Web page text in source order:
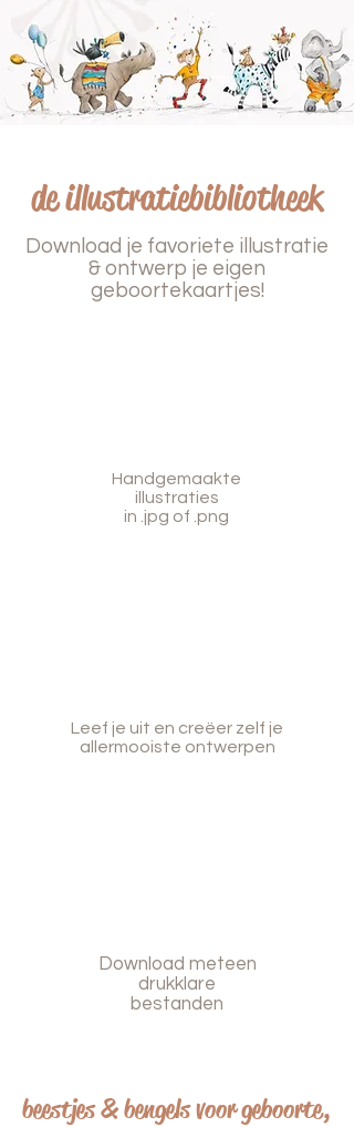
de illustratiebibliotheek
Download je favoriete illustratie
& ontwerp je eigen
geboortekaartjes!
Handgemaakte
illustraties
in .jpg of .png
Leef je uit en creëer zelf je
allermooiste ontwerpen
Download meteen
drukklare
bestanden
beestjes & bengels voor geboorte,